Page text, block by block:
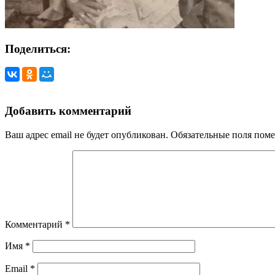
Поделиться:
Добавить комментарий
Ваш адрес email не будет опубликован. Обязательные поля
Комментарий *
Имя *
Email *